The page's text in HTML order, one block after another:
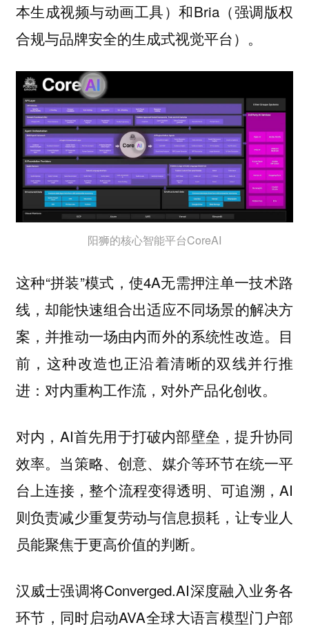
本生成视频与动画工具）和Bria（强调版权
合规与品牌安全的生成式视觉平台）。
阳狮的核心智能平台CoreAI
这种“拼装”模式，使4A无需押注单一技术路
线，却能快速组合出适应不同场景的解决方
案，并推动一场由内而外的系统性改造。 目
前，这种改造也正沿着清晰的双线并行推
进：对内重构工作流，对外产品化创收。
对内，AI首先用于打破内部壁垒，提升协同
效率。当策略、创意、媒介等环节在统一平
台上连接，整个流程变得透明、可追溯，AI
则负责减少重复劳动与信息损耗，让专业人
员能聚焦于更高价值的判断。
汉威士强调将Converged.AI深度融入业务各
环节，同时启动AVA全球大语言模型门户部